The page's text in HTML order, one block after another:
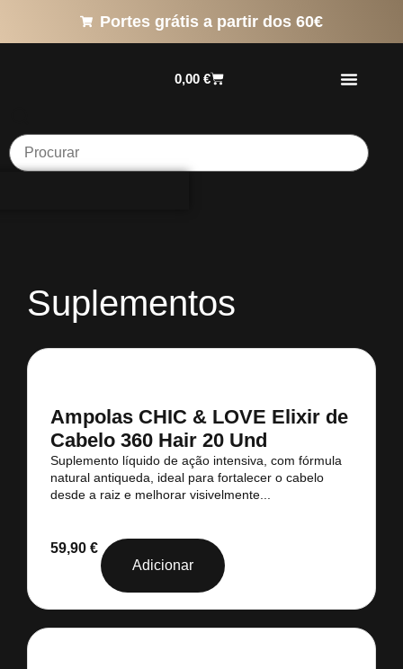
Portes grátis a partir dos 60€
0,00 €
Suplementos
Ampolas CHIC & LOVE Elixir de
Cabelo 360 Hair 20 Und
Suplemento líquido de ação intensiva, com fórmula
natural antiqueda, ideal para fortalecer o cabelo
desde a raiz e melhorar visivelmente...
59,90 €
Adicionar